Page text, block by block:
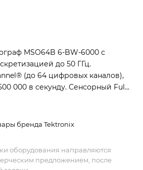
MSO64B 6-BW-6000 с
до 50 ГГц.
(до 64 цифровых каналов),
000 в секунду. Сенсорный Full
Интерфейсы USB, LAN,
бренда Tektronix
оборудования направляются
предложением, после